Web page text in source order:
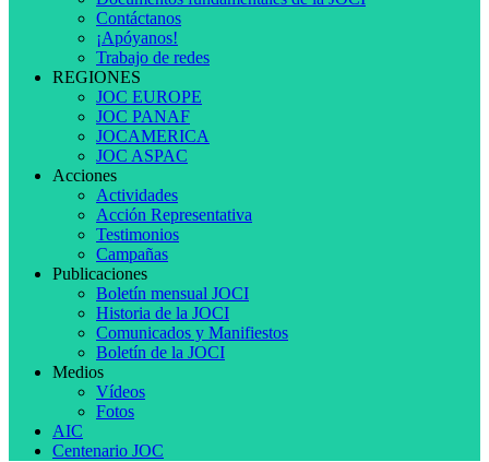
Contáctanos
¡Apóyanos!
Trabajo de redes
REGIONES
JOC EUROPE
JOC PANAF
JOCAMERICA
JOC ASPAC
Acciones
Actividades
Acción Representativa
Testimonios
Campañas
Publicaciones
Boletín mensual JOCI
Historia de la JOCI
Comunicados y Manifiestos
Boletín de la JOCI
Medios
Vídeos
Fotos
AIC
Centenario JOC